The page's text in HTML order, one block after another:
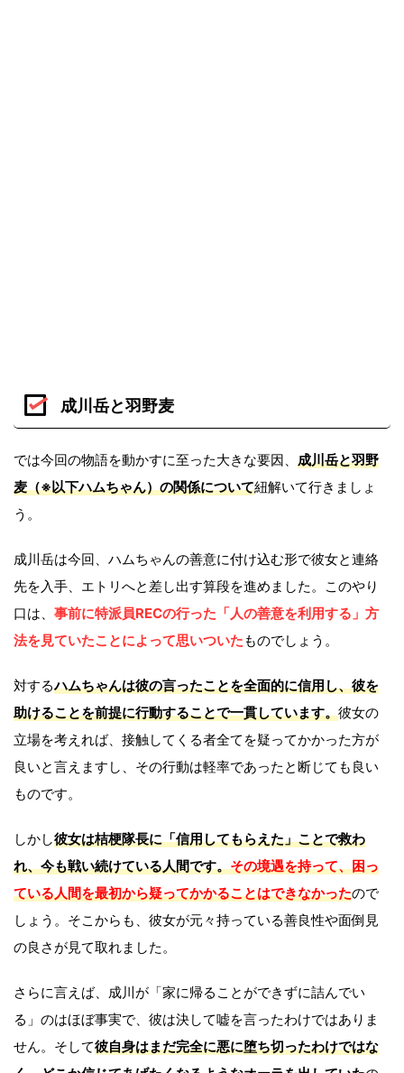
成川岳と羽野麦
では今回の物語を動かすに至った大きな要因、 成川岳と羽野
麦（※以下ハムちゃん）の関係について紐解いて行きましょ
う。
成川岳は今回、ハムちゃんの善意に付け込む形で彼女と連絡
先を入手、エトリへと差し出す算段を進めました。このやり
口は、 事前に特派員RECの行った「人の善意を利用する」方
法を見ていたことによって思いついたものでしょう。
対するハムちゃんは彼の言ったことを全面的に信用し、彼を
助けることを前提に行動することで一貫しています。彼女の
立場を考えれば、接触してくる者全てを疑ってかかった方が
良いと言えますし、その行動は軽率であったと断じても良い
ものです。
しかし彼女は桔梗隊長に「信用してもらえた」ことで救わ
れ、今も戦い続けている人間です。その境遇を持って、困っ
ている人間を最初から疑ってかかることはできなかったので
しょう。そこからも、彼女が元々持っている善良性や面倒見
の良さが見て取れました。
さらに言えば、成川が「家に帰ることができずに詰んでい
る」のはほぼ事実で、彼は決して嘘を言ったわけではありま
せん。そして彼自身はまだ完全に悪に堕ち切ったわけではな